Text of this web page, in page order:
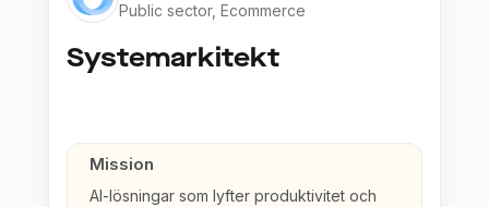
Public sector, Ecommerce
Systemarkitekt
Mission
AI-lösningar som lyfter produktivitet och